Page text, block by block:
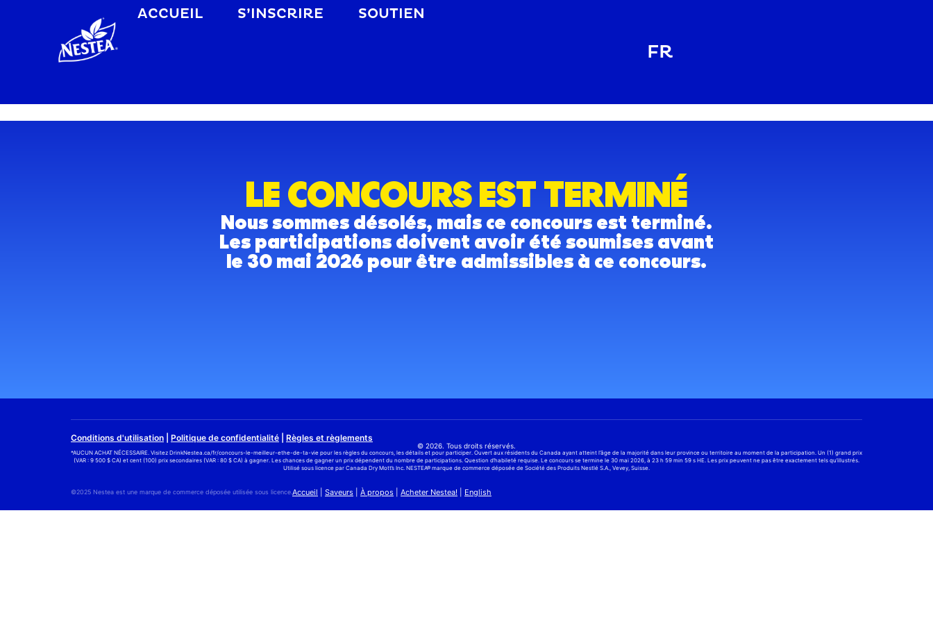
ACCUEIL S’INSCRIRE SOUTIEN
FR
LE CONCOURS EST TERMINÉ
Nous sommes désolés, mais ce concours est terminé.
Les participations doivent avoir été soumises avant
le 30 mai 2026 pour être admissibles à ce concours.
Conditions d'utilisation Politique de confidentialité Règles et règlements
© 2026. Tous droits réservés.
*AUCUN ACHAT NÉCESSAIRE. Visitez DrinkNestea.ca/fr/concours-le-meilleur-ethe-de-ta-vie pour les règles du concours, les détails et pour participer. Ouvert aux résidents du Canada ayant atteint l’âge de la majorité dans leur province ou territoire au moment de la participation. Un (1) grand prix
(VAR : 9 500 $ CA) et cent (100) prix secondaires (VAR : 80 $ CA) à gagner. Les chances de gagner un prix dépendent du nombre de participations. Question d’habileté requise. Le concours se termine le 30 mai 2026, à 23 h 59 min 59 s HE. Les prix peuvent ne pas être exactement tels qu’illustrés.
Utilisé sous licence par Canada Dry Mott’s Inc. NESTEA® marque de commerce déposée de Société des Produits Nestlé S.A., Vevey, Suisse.
©2025 Nestea est une marque de commerce déposée utilisée sous licence.Accueil Saveurs À propos Acheter Nestea! English